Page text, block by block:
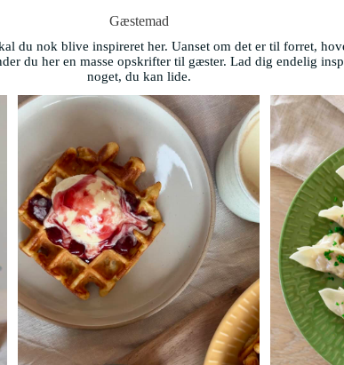
Gæstemad
du nok blive inspireret her. Uanset om det er til forret,
du her en masse opskrifter til gæster. Lad dig endelig
noget, du kan lide.